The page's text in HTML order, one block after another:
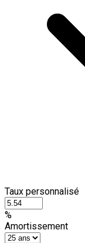
Taux personnalisé
%
Amortissement